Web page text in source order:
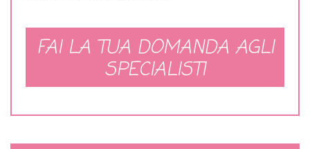
FAI LA TUA DOMANDA AGLI
SPECIALISTI